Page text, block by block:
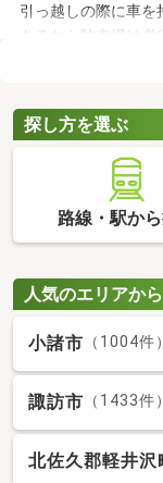
引っ越しの際に車
あるなら駐車場は
すが、月々の費用
気になるお部屋を探
探し方を選ぶ
路線・駅か
人気のエリアか
小諸市 （1004件）
諏訪市 （1433件）
北佐久郡軽井沢